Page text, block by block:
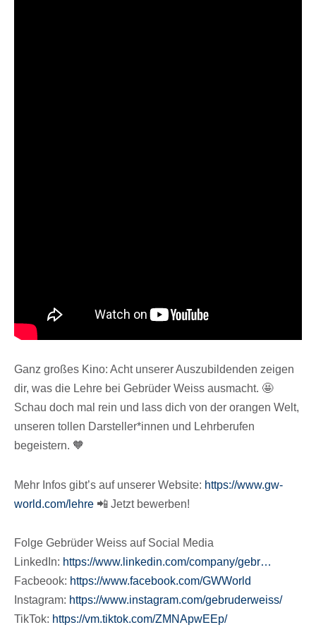
Ganz großes Kino: Acht unse­rer Auszu­bil­den­den zeigen
dir, was die Lehre bei Gebrü­der Weiss ausmacht. 🤩
Schau doch mal rein und lass dich von der oran­gen Welt,
unse­ren tollen Darsteller*innen und Lehr­be­ru­fen
begeistern. 🧡
Mehr Infos gibt’s auf unse­rer Website: https://​www​.gw​-
world​.com/​lehre 📲 Jetzt bewerben!
Folge Gebrü­der Weiss auf Social Media
Linke­dIn: https://​www​.linke​din​.com/​c​o​m​p​a​n​y​/gebr…
Facbeook: https://​www​.face​book​.com/​G​W​World
Insta­gram: https://​www​.insta​gram​.com/​g​e​b​r​u​d​e​r​w​eiss/
TikTok: https://​vm​.tiktok​.com/​Z​M​N​A​p​wEEp/